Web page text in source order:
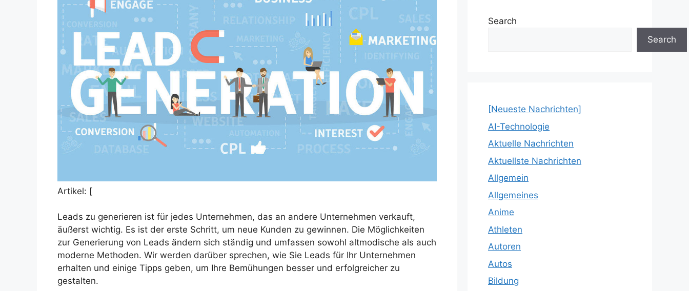
Artikel: [
Leads zu generieren ist für jedes Unternehmen, das an andere Unternehmen verkauft,
äußerst wichtig. Es ist der erste Schritt, um neue Kunden zu gewinnen. Die Möglichkeiten
zur Generierung von Leads ändern sich ständig und umfassen sowohl altmodische als auch
moderne Methoden. Wir werden darüber sprechen, wie Sie Leads für Ihr Unternehmen
erhalten und einige Tipps geben, um Ihre Bemühungen besser und erfolgreicher zu
gestalten.
Search
Search
[Neueste Nachrichten]
AI-Technologie
Aktuelle Nachrichten
Aktuellste Nachrichten
Allgemein
Allgemeines
Anime
Athleten
Autoren
Autos
Bildung